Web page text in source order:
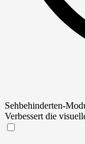
Sehbehinderten-
Verbessert die